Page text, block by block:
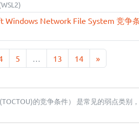
Windows Network File System 竞争
5 … 13 14 »
的竞争条件） 是常见的弱点类别